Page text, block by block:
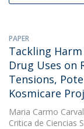
PAPER
Tackling
Drug Uses on
Tensions,
Kosmicare
Maria Carmo
Critica de Ciencias